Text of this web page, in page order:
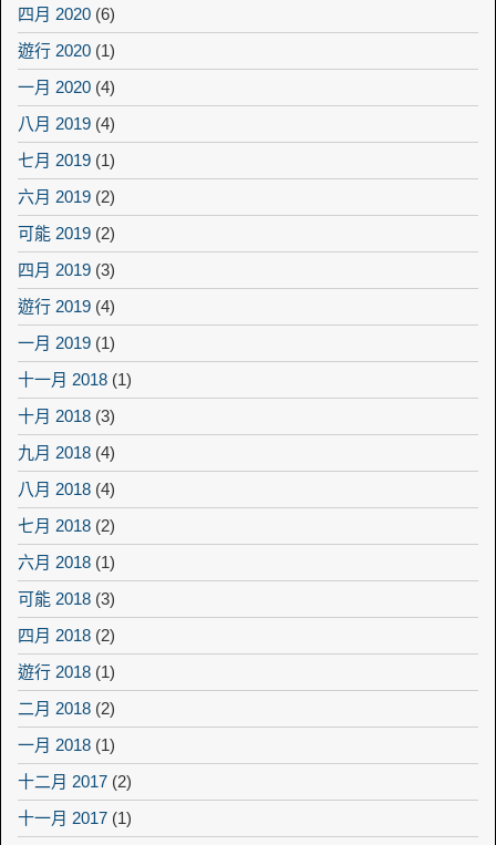
四月 2020 (6)
遊行 2020 (1)
一月 2020 (4)
八月 2019 (4)
七月 2019 (1)
六月 2019 (2)
可能 2019 (2)
四月 2019 (3)
遊行 2019 (4)
一月 2019 (1)
十一月 2018 (1)
十月 2018 (3)
九月 2018 (4)
八月 2018 (4)
七月 2018 (2)
六月 2018 (1)
可能 2018 (3)
四月 2018 (2)
遊行 2018 (1)
二月 2018 (2)
一月 2018 (1)
十二月 2017 (2)
十一月 2017 (1)